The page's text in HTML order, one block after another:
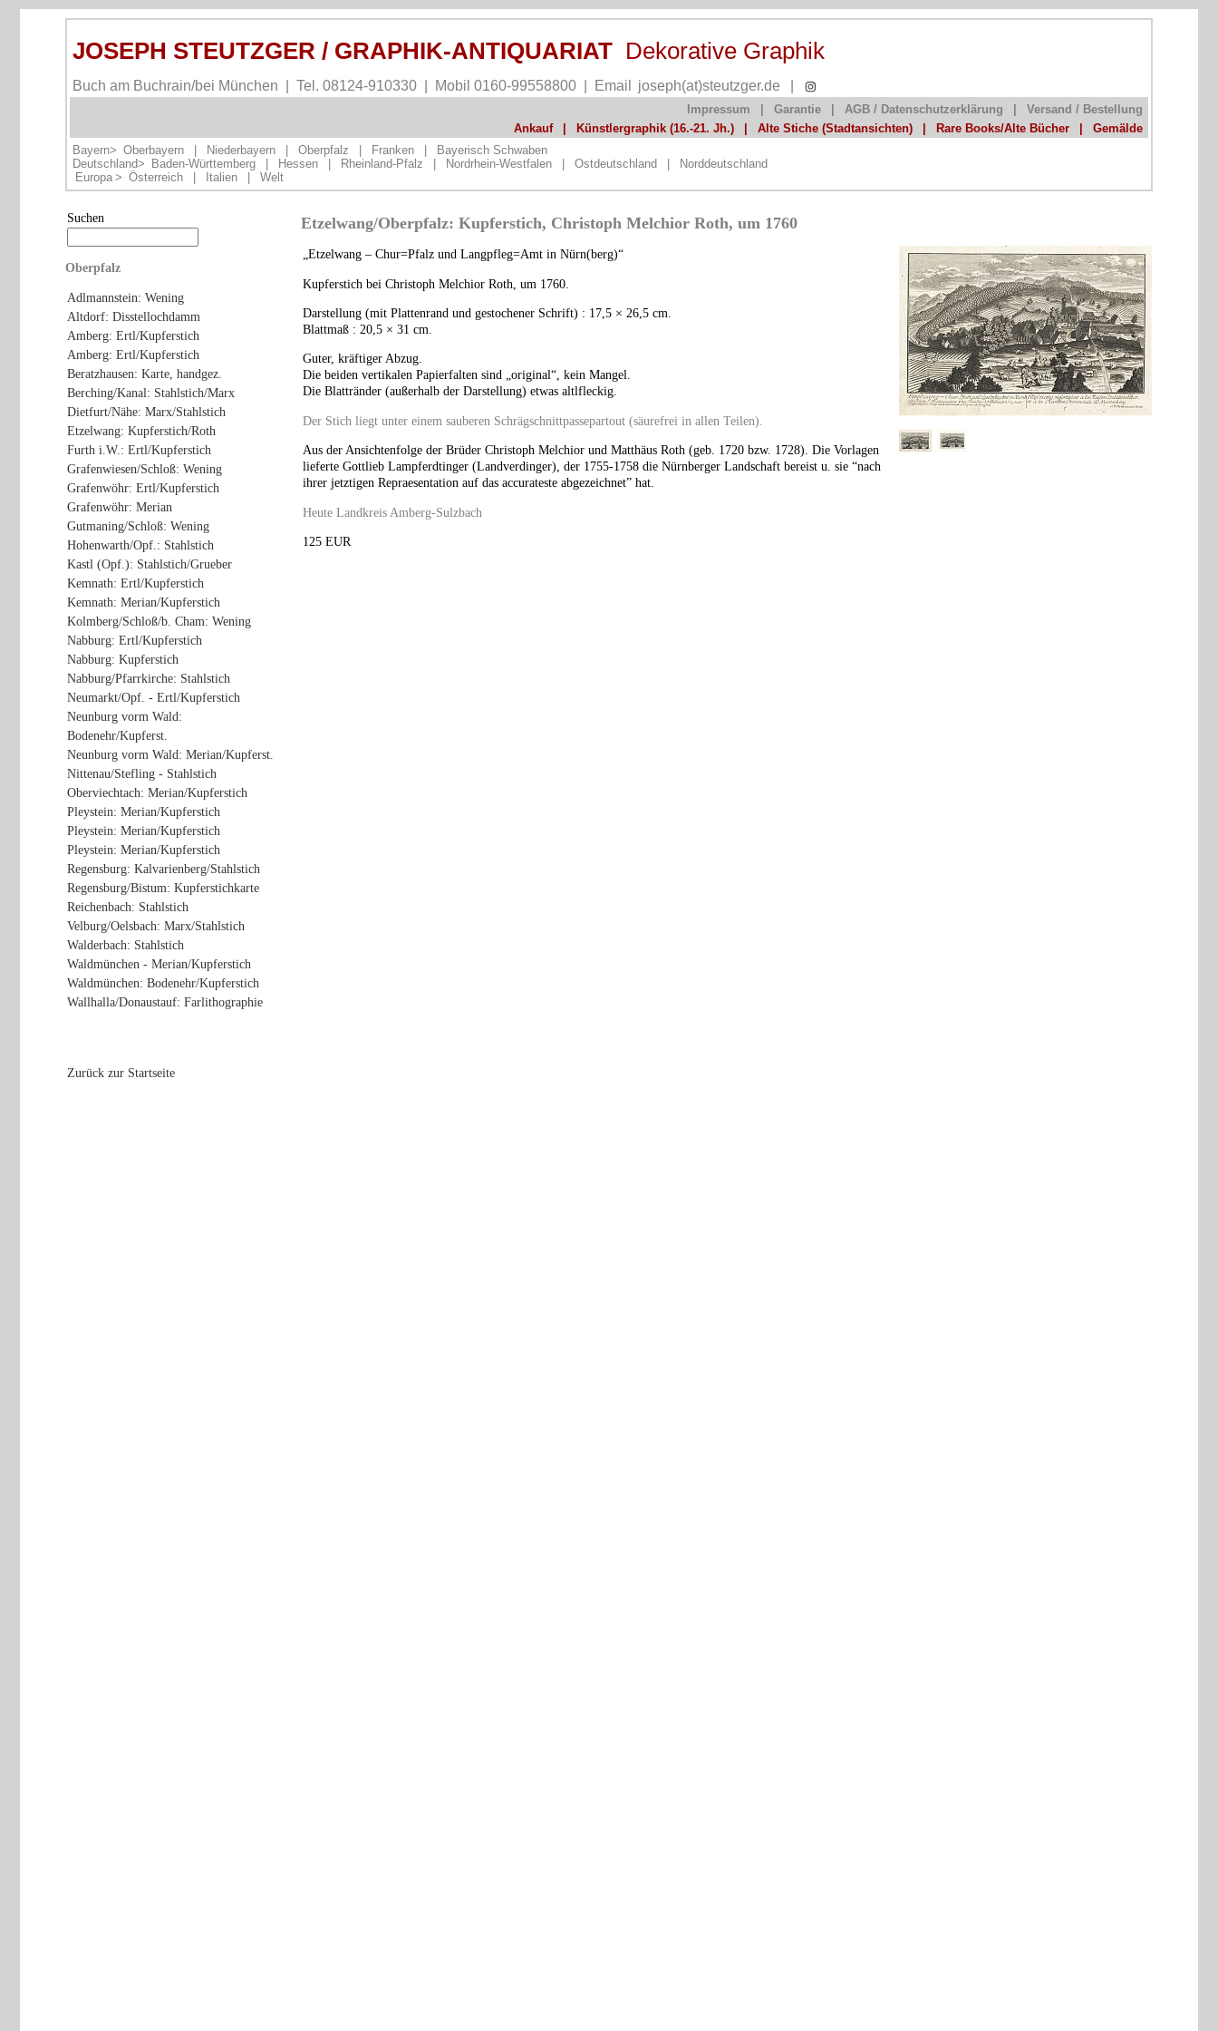
JOSEPH STEUTZGER / GRAPHIK-ANTIQUARIAT Dekorative Graphik
Buch am Buchrain/bei München | Tel. 08124-910330 | Mobil 0160-99558800 | Email joseph(at)steutzger.de
Impressum Garantie AGB / Datenschutzerklärung
Versand / Bestellung
Ankauf
Künstlergraphik (16.-21. Jh.) Alte Stiche (Stadtansichten) Rare Books/Alte Bücher
Gemälde
Bayern> Oberbayern Niederbayern Oberpfalz Franken
Bayerisch Schwaben
Deutschland>
Baden-Württemberg Hessen Rheinland-Pfalz Nordrhein-Westfalen Ostdeutschland
Norddeutschland
Europa > Österreich Italien Welt
Suchen
Oberpfalz
Adlmannstein: Wening
Altdorf: Disstellochdamm
Amberg: Ertl/Kupferstich
Amberg: Ertl/Kupferstich
Beratzhausen: Karte, handgez.
Berching/Kanal: Stahlstich/Marx
Dietfurt/Nähe: Marx/Stahlstich
Etzelwang: Kupferstich/Roth
Furth i.W.: Ertl/Kupferstich
Grafenwiesen/Schloß: Wening
Grafenwöhr: Ertl/Kupferstich
Grafenwöhr: Merian
Gutmaning/Schloß: Wening
Hohenwarth/Opf.: Stahlstich
Kastl (Opf.): Stahlstich/Grueber
Kemnath: Ertl/Kupferstich
Kemnath: Merian/Kupferstich
Kolmberg/Schloß/b. Cham: Wening
Nabburg: Ertl/Kupferstich
Nabburg: Kupferstich
Nabburg/Pfarrkirche: Stahlstich
Neumarkt/Opf. - Ertl/Kupferstich
Neunburg vorm Wald:
Bodenehr/Kupferst.
Neunburg vorm Wald: Merian/Kupferst.
Nittenau/Stefling - Stahlstich
Oberviechtach: Merian/Kupferstich
Pleystein: Merian/Kupferstich
Pleystein: Merian/Kupferstich
Pleystein: Merian/Kupferstich
Regensburg: Kalvarienberg/Stahlstich
Regensburg/Bistum: Kupferstichkarte
Reichenbach: Stahlstich
Velburg/Oelsbach: Marx/Stahlstich
Walderbach: Stahlstich
Waldmünchen - Merian/Kupferstich
Waldmünchen: Bodenehr/Kupferstich
Wallhalla/Donaustauf: Farlithographie
Zurück zur Startseite
Etzelwang/Oberpfalz: Kupferstich, Christoph Melchior Roth, um 1760
„Etzelwang – Chur=Pfalz und Langpfleg=Amt in Nürn(berg)“
Kupferstich bei Christoph Melchior Roth, um 1760.
Darstellung (mit Plattenrand und gestochener Schrift) : 17,5 × 26,5 cm.
Blattmaß : 20,5 × 31 cm.
Guter, kräftiger Abzug.
Die beiden vertikalen Papierfalten sind „original“, kein Mangel.
Die Blattränder (außerhalb der Darstellung) etwas altlfleckig.
Der Stich liegt unter einem sauberen Schrägschnittpassepartout (säurefrei in allen Teilen).
Aus der Ansichtenfolge der Brüder Christoph Melchior und Matthäus Roth (geb. 1720 bzw. 1728). Die Vorlagen
lieferte Gottlieb Lampferdtinger (Landverdinger), der 1755-1758 die Nürnberger Landschaft bereist u. sie “nach
ihrer jetztigen Repraesentation auf das accurateste abgezeichnet” hat.
Heute Landkreis Amberg-Sulzbach
125 EUR